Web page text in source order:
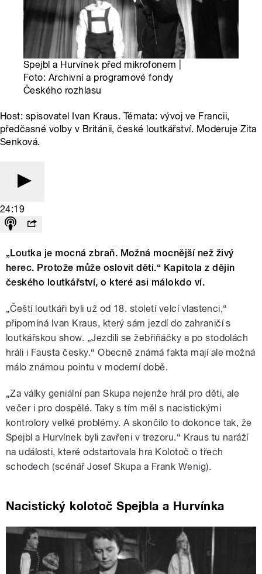
Spejbl a Hurvínek před mikrofonem |
Foto: Archivní a programové fondy
Českého rozhlasu
Host: spisovatel Ivan Kraus. Témata: vývoj ve Francii,
předčasné volby v Británii, české loutkářství. Moderuje Zita
Senková.
24:19
„Loutka je mocná zbraň. Možná mocnější než živý
herec. Protože může oslovit děti.“ Kapitola z dějin
českého loutkářství, o které asi málokdo ví.
„Čeští loutkáři byli už od 18. století velcí vlastenci,“
připomíná Ivan Kraus, který sám jezdí do zahraničí s
loutkářskou show. „Jezdili se žebřiňáčky a po stodolách
hráli i Fausta česky.“ Obecně známá fakta mají ale možná
málo známou pointu v moderní době.
„Za války geniální pan Skupa nejenže hrál pro děti, ale
večer i pro dospělé. Taky s tím měl s nacistickými
kontrolory velké problémy. A skončilo to dokonce tak, že
Spejbl a Hurvínek byli zavřeni v trezoru.“ Kraus tu naráží
na události, které odstartovala hra Kolotoč o třech
schodech (scénář Josef Skupa a Frank Wenig).
Nacistický kolotoč Spejbla a Hurvínka